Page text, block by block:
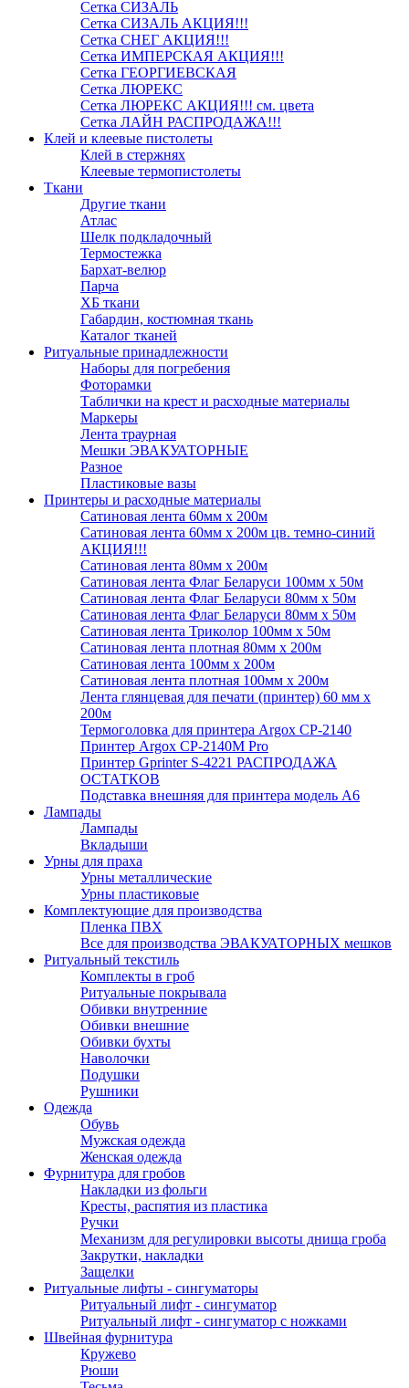
Сетка СИЗАЛЬ
Сетка СИЗАЛЬ АКЦИЯ!!!
Сетка СНЕГ АКЦИЯ!!!
Сетка ИМПЕРСКАЯ АКЦИЯ!!!
Сетка ГЕОРГИЕВСКАЯ
Сетка ЛЮРЕКС
Сетка ЛЮРЕКС АКЦИЯ!!! см. цвета
Сетка ЛАЙН РАСПРОДАЖА!!!
Клей и клеевые пистолеты
Клей в стержнях
Клеевые термопистолеты
Ткани
Другие ткани
Атлас
Шелк подкладочный
Термостежка
Бархат-велюр
Парча
ХБ ткани
Габардин, костюмная ткань
Каталог тканей
Ритуальные принадлежности
Наборы для погребения
Фоторамки
Таблички на крест и расходные материалы
Маркеры
Лента траурная
Мешки ЭВАКУАТОРНЫЕ
Разное
Пластиковые вазы
Принтеры и расходные материалы
Сатиновая лента 60мм х 200м
Сатиновая лента 60мм х 200м цв. темно-синий
АКЦИЯ!!!
Сатиновая лента 80мм х 200м
Сатиновая лента Флаг Беларуси 100мм х 50м
Сатиновая лента Флаг Беларуси 80мм х 50м
Сатиновая лента Флаг Беларуси 80мм х 50м
Сатиновая лента Триколор 100мм х 50м
Сатиновая лента плотная 80мм х 200м
Сатиновая лента 100мм х 200м
Сатиновая лента плотная 100мм х 200м
Лента глянцевая для печати (принтер) 60 мм х
200м
Термоголовка для принтера Argox CP-2140
Принтер Argox CP-2140M Pro
Принтер Gprinter S-4221 РАСПРОДАЖА
ОСТАТКОВ
Подставка внешняя для принтера модель А6
Лампады
Лампады
Вкладыши
Урны для праха
Урны металлические
Урны пластиковые
Комплектующие для производства
Пленка ПВХ
Все для производства ЭВАКУАТОРНЫХ мешков
Ритуальный текстиль
Комплекты в гроб
Ритуальные покрывала
Обивки внутренние
Обивки внешние
Обивки бухты
Наволочки
Подушки
Рушники
Одежда
Обувь
Мужская одежда
Женская одежда
Фурнитура для гробов
Накладки из фольги
Кресты, распятия из пластика
Ручки
Механизм для регулировки высоты днища гроба
Закрутки, накладки
Защелки
Ритуальные лифты - сингуматоры
Ритуальный лифт - сингуматор
Ритуальный лифт - сингуматор с ножками
Швейная фурнитура
Кружево
Рюши